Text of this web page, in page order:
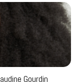
Gourdin